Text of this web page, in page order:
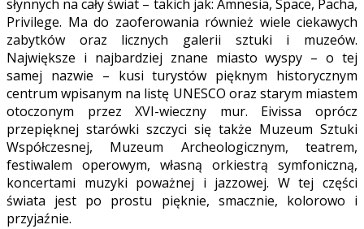
słynnych na cały świat – takich jak: Amnesia, Space, Pacha,
Privilege. Ma do zaoferowania również wiele ciekawych
zabytków oraz licznych galerii sztuki i muzeów.
Największe i najbardziej znane miasto wyspy – o tej
samej nazwie – kusi turystów pięknym historycznym
centrum wpisanym na listę UNESCO oraz starym miastem
otoczonym przez XVI-wieczny mur. Eivissa oprócz
przepięknej starówki szczyci się także Muzeum Sztuki
Współczesnej, Muzeum Archeologicznym, teatrem,
festiwalem operowym, własną orkiestrą symfoniczną,
koncertami muzyki poważnej i jazzowej. W tej części
świata jest po prostu pięknie, smacznie, kolorowo i
przyjaźnie.